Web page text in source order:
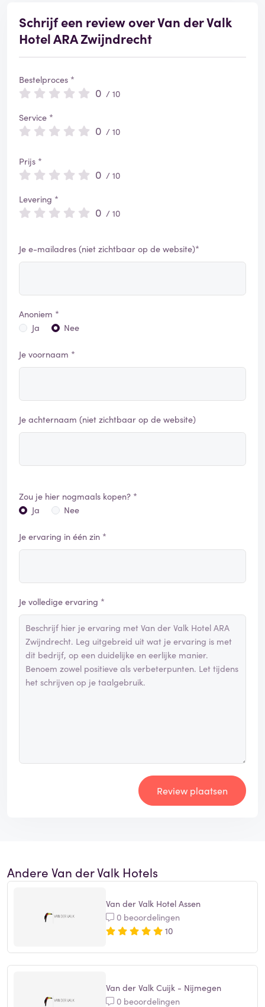
Schrijf een review over Van der Valk
Hotel ARA Zwijndrecht
Bestelproces *
0 / 10
Service *
0 / 10
Prijs *
0 / 10
Levering *
0 / 10
Je e-mailadres (niet zichtbaar op de website)*
Anoniem *
Ja
Nee
Je voornaam *
Je achternaam (niet zichtbaar op de website)
Zou je hier nogmaals kopen? *
Ja
Nee
Je ervaring in één zin *
Je volledige ervaring *
Review plaatsen
Andere Van der Valk Hotels
Van der Valk Hotel Assen
0 beoordelingen
10
Van der Valk Cuijk - Nijmegen
0 beoordelingen